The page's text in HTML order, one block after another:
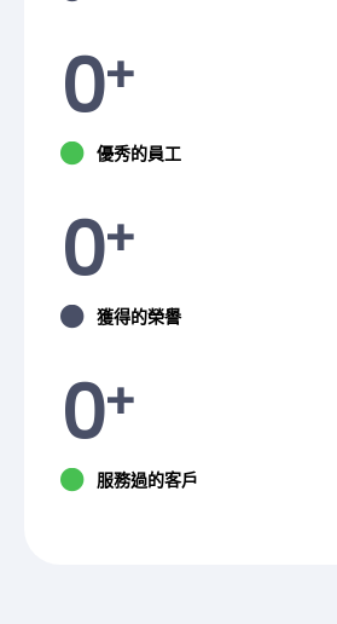
0+
優秀的員工
0+
獲得的榮譽
0+
服務過的客戶